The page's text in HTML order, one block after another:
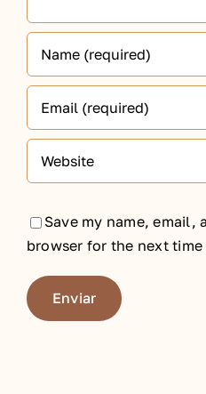
Save my name, email,
browser for the next time